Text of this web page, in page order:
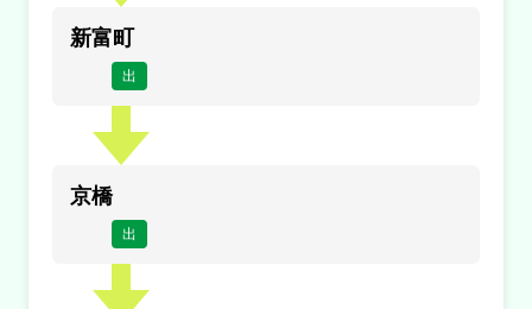
１車線規制
工事
1号羽田線<下/羽田>
入口閉鎖
平和島
新富町
出
京橋
出